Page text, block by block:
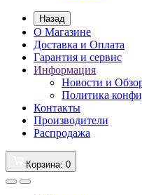
Назад
О Магазине
Доставка и Оплата
Гарантия и сервис
Информация
Новости и
Политика
Контакты
Производители
Распродажа
Корзина: 0